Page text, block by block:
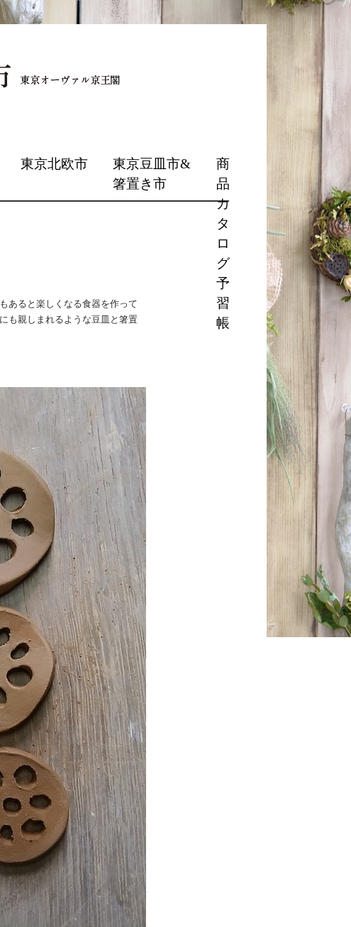
東京北欧市
東京豆皿市&
箸置き市
商
品
カ
タ
ロ
グ
予
習
帳
あると楽しくなる食器を作って
も親しまれるような豆皿と箸置